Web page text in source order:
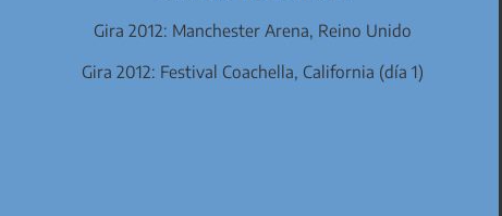
Gira 2012: Manchester Arena, Reino Unido
Gira 2012: Festival Coachella, California (día 1)